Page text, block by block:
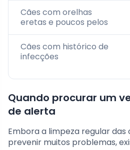
Cães com orelhas
eretas e poucos pelos
Cães com histórico de
infecções
Quando procurar um
de alerta
Embora a limpeza regular das
prevenir muitos problemas,